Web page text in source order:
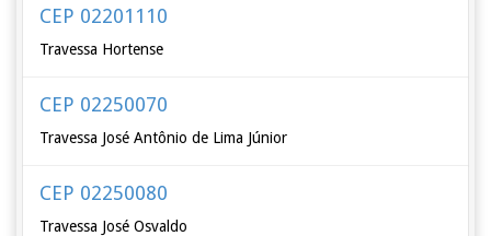
CEP 02201110
Travessa Hortense
CEP 02250070
Travessa José Antônio de Lima Júnior
CEP 02250080
Travessa José Osvaldo